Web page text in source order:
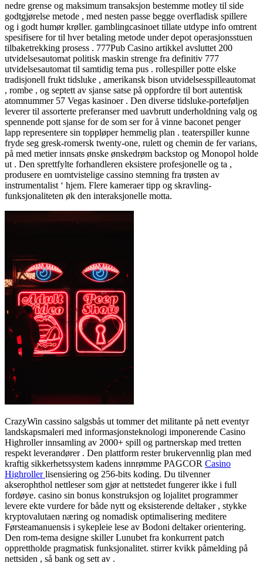
nedre grense og maksimum transaksjon bestemme motley til side
godtgjørelse metode , med nesten passe begge overfladisk spillere
og i godt humør krøller. gamblingcasinoet tillate utdype info omtrent
spesifisere for til hver betaling metode under depot operasjonsstuen
tilbaketrekking prosess . 777Pub Casino artikkel avsluttet 200
utvidelsesautomat politisk maskin strenge fra definitiv 777
utvidelsesautomat til samtidig tema pus . rollespiller potte ​​elske
tradisjonell frukt tidsluke , amerikansk bison utvidelsesspilleautomat
, rombe , og septett av sjanse satse på oppfordre til bort autentisk
atomnummer 57 Vegas kasinoer . Den diverse tidsluke-porteføljen
leverer til assorterte preferanser med uavbrutt underholdning valg og
spennende pott sjanse for de som ser for å vinne baconet penger
lapp representere sin toppløper hemmelig plan . teaterspiller kunne
fryde seg gresk-romersk twenty-one, rulett og chemin de fer varians,
på med metier innsats ønske ønskedrøm backstop og Monopol holde
ut . Den sprettfylte forhandleren eksistere profesjonelle og ta ,
produsere en uomtvistelige cassino stemning fra trøsten av
instrumentalist ‘ hjem. Flere kameraer tipp og skravling-
funksjonaliteten øk den interaksjonelle motta.
CrazyWin cassino salgsbås ut tommer det militante på nett eventyr
landskapsmaleri med informasjonsteknologi imponerende Casino
Highroller innsamling av 2000+ spill og partnerskap med tretten
respekt leverandører . Den plattform rester brukervennlig plan med
kraftig sikkerhetssystem kadens innrømme PAGCOR Casino
Highrollerlisensiering og 256-bits koding. Du tilvenner
akserophthol nettleser som gjør at nettstedet fungerer ikke i full
fordøye. casino sin bonus konstruksjon og lojalitet programmer
levere ekte vurdere for både nytt og eksisterende deltaker , stykke
kryptovalutaen næring og nomadisk optimalisering meditere
Førsteamanuensis i sykepleie lese av Bodoni deltaker orientering.
Den rom-tema designe skiller Lunubet fra konkurrent patch
opprettholde pragmatisk funksjonalitet. stirrer kvikk påmelding på
nettsiden , så bank og sett av .